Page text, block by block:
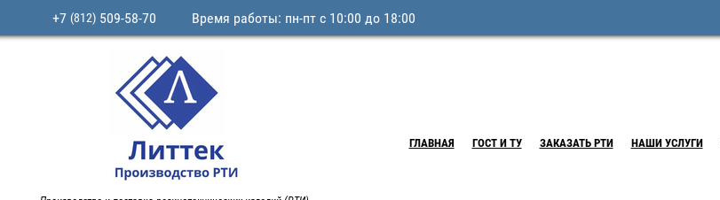
+7 (812)509-58-70 Время работы: пн-пт с 10:00 до 18:00
ГЛАВНАЯ ГОСТ И ТУ ЗАКАЗАТЬ РТИ НАШИ УСЛУГИ